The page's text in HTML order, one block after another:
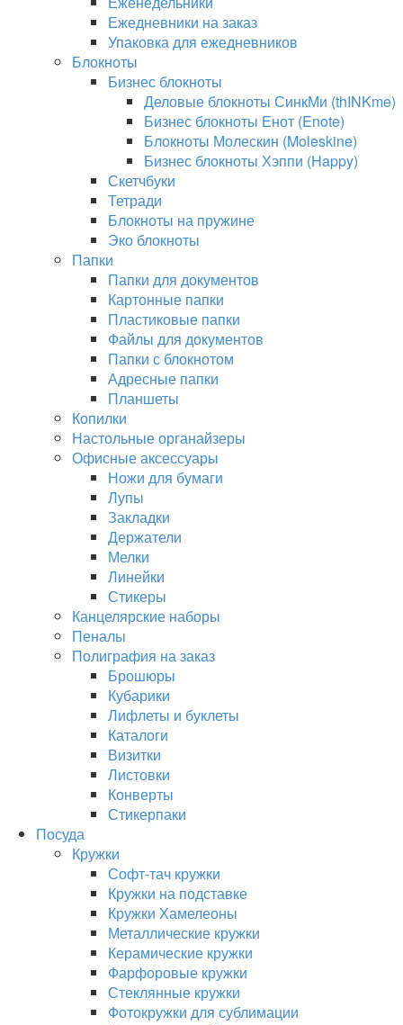
Ежедневники на заказ
Упаковка для ежедневников
Блокноты
Бизнес блокноты
Деловые блокноты СинкМи (thINKme)
Бизнес блокноты Енот (Enote)
Блокноты Молескин (Moleskine)
Бизнес блокноты Хэппи (Happy)
Скетчбуки
Тетради
Блокноты на пружине
Эко блокноты
Папки
Папки для документов
Картонные папки
Пластиковые папки
Файлы для документов
Папки с блокнотом
Адресные папки
Планшеты
Копилки
Настольные органайзеры
Офисные аксессуары
Ножи для бумаги
Лупы
Закладки
Держатели
Мелки
Линейки
Стикеры
Канцелярские наборы
Пеналы
Полиграфия на заказ
Брошюры
Кубарики
Лифлеты и буклеты
Каталоги
Визитки
Листовки
Конверты
Стикерпаки
Посуда
Кружки
Софт-тач кружки
Кружки на подставке
Кружки Хамелеоны
Металлические кружки
Керамические кружки
Фарфоровые кружки
Стеклянные кружки
Фотокружки для сублимации